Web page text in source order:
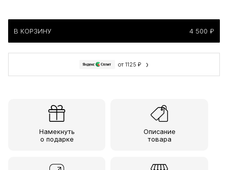
В КОРЗИНУ 4 500 ₽
от 1125 ₽ ›
Намекнуть
о подарке
Описание
товара